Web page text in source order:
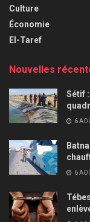
Culture
Économie
El-Taref
Nouvelles
Sétif
6
6